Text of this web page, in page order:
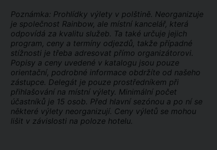
Poznámka: Prohlídky výlety v polštině. Neorganizuje
je společnost Rainbow, ale místní kancelář, která
odpovídá za kvalitu služeb. Ta také určuje jejich
program, ceny a termíny odjezdů, takže případné
stížnosti je třeba adresovat přímo organizátorovi.
Popisy a ceny uvedené v katalogu jsou pouze
orientační, podrobné informace obdržíte od našeho
zástupce. Delegát je pouze prostředníkem při
přihlašování na místní výlety. Minimální počet
účastníků je 15 osob. Před hlavní sezónou a po ní se
některé výlety neorganizují. Ceny výletů se mohou
lišit v závislosti na poloze hotelu.